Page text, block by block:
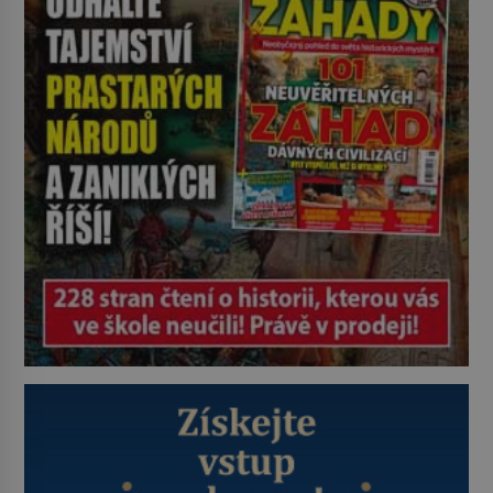
byl jen životem unavený a drogou
ovládaný muž? Marcus Aurelius byl
zastáncem stoicismu, učení, […]